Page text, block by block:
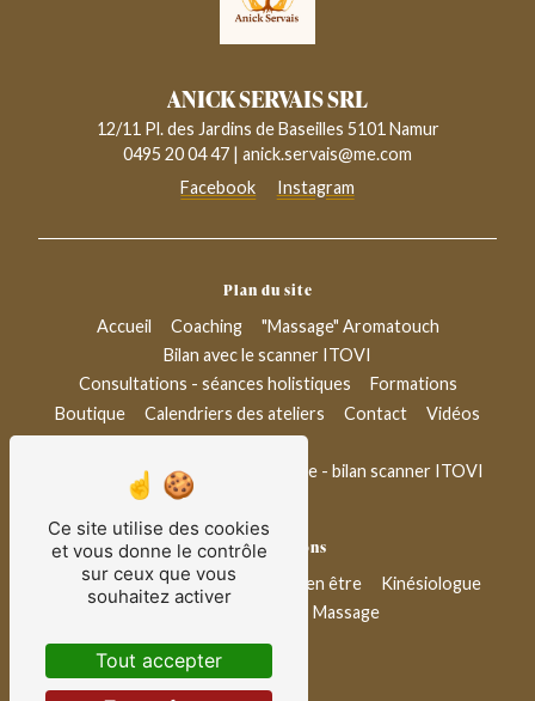
ANICK SERVAIS SRL
12/11 Pl. des Jardins de Baseilles 5101 Namur
0495 20 04 47 | anick.servais@me.com
Facebook
Instagram
Plan du site
Accueil
Coaching
"Massage" Aromatouch
Bilan avec le scanner ITOVI
Consultations - séances holistiques
Formations
Boutique
Calendriers des ateliers Contact
Vidéos
Blog
Conseil bien-être & aromathérapie - bilan scanner ITOVI
Nos prestations
Thérapeuthe
Coach de vie Bien être
Kinésiologue
Massage
Ce site utilise des cookies
et vous donne le contrôle
sur ceux que vous
souhaitez activer
Tout accepter